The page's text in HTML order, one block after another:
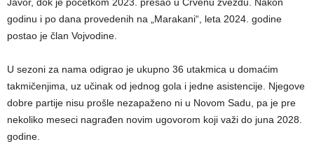
godinu i po dana provedenih na „Marakani“, leta 2024. godine
postao je član Vojvodine.
U sezoni za nama odigrao je ukupno 36 utakmica u domaćim
takmičenjima, uz učinak od jednog gola i jedne asistencije. Njegove
dobre partije nisu prošle nezapaženo ni u Novom Sadu, pa je pre
nekoliko meseci nagrađen novim ugovorom koji važi do juna 2028.
godine.